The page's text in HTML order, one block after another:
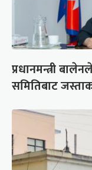
प्रधानमन्त्री
समितिबाट